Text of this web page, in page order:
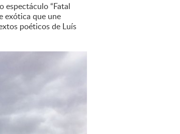
espectáculo “Fatal
exótica que une
poéticos de Luís